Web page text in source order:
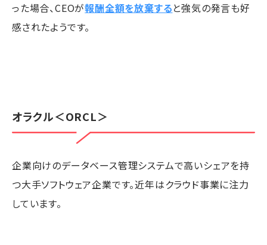
った場合、CEOが報酬全額を放棄すると強気の発言も好
感されたようです。
オラクル＜ORCL＞
企業向けのデータベース管理システムで高いシェアを持
つ大手ソフトウェア企業です。近年はクラウド事業に注力
しています。